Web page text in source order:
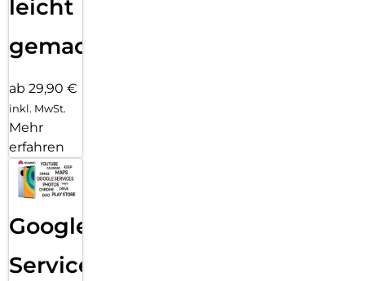
leicht
gemacht!
ab 29,90 €
inkl. MwSt.
Mehr
erfahren
Google
Services